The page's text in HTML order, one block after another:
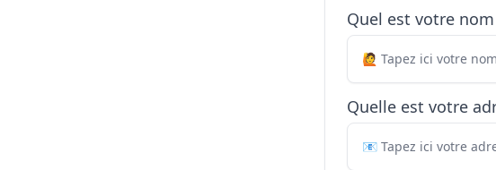
Quel est votre
Quelle est votre